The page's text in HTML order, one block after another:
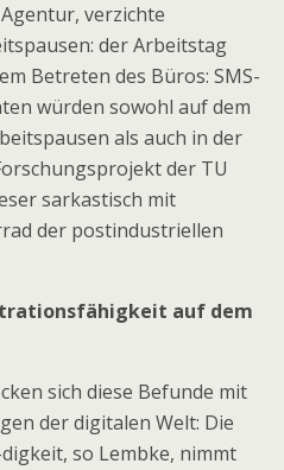
verzichte
der Arbeitstag
Betreten des Büros: SMS-
würden sowohl auf dem
als auch in der
der TU
sarkastisch mit
der postindustriellen
auf dem
sich diese Befunde mit
der digitalen Welt: Die
so Lembke, nimmt